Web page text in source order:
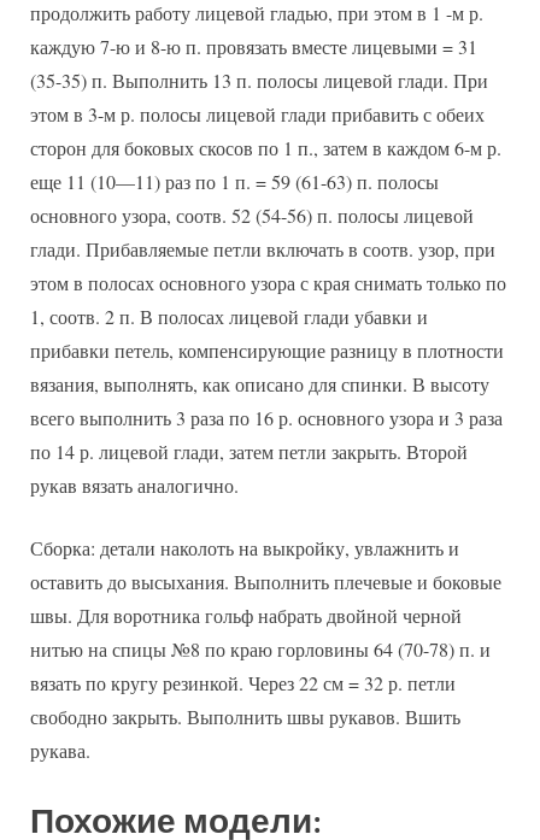
продолжить работу лицевой гладью, при этом в 1 -м р.
каждую 7-ю и 8-ю п. провязать вместе лицевыми = 31
(35-35) п. Выполнить 13 п. полосы лицевой глади. При
этом в 3-м р. полосы лицевой глади прибавить с обеих
сторон для боковых скосов по 1 п., затем в каждом 6-м р.
еще 11 (10—11) раз по 1 п. = 59 (61-63) п. полосы
основного узора, соотв. 52 (54-56) п. полосы лицевой
глади. Прибавляемые петли включать в соотв. узор, при
этом в полосах основного узора с края снимать только по
1, соотв. 2 п. В полосах лицевой глади убавки и
прибавки петель, компенсирующие разницу в плотности
вязания, выполнять, как описано для спинки. В высоту
всего выполнить 3 раза по 16 р. основного узора и 3 раза
по 14 р. лицевой глади, затем петли закрыть. Второй
рукав вязать аналогично.
Сборка: детали наколоть на выкройку, увлажнить и
оставить до высыхания. Выполнить плечевые и боковые
швы. Для воротника гольф набрать двойной черной
нитью на спицы №8 по краю горловины 64 (70-78) п. и
вязать по кругу резинкой. Через 22 см = 32 р. петли
свободно закрыть. Выполнить швы рукавов. Вшить
рукава.
Похожие модели: